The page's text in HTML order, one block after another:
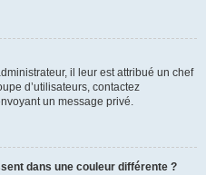
il leur est attribué un chef
d’utilisateurs, contactez
un message privé.
dans une couleur différente ?